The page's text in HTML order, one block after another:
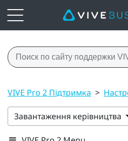
VIVE Pro 2 Підтримка >
Завантаження керівництва